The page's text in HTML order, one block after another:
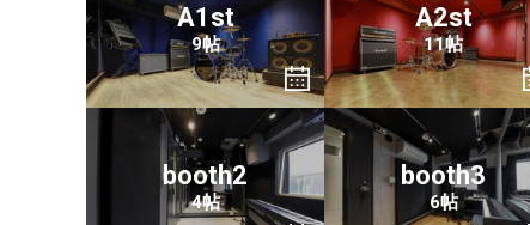
A1st
9帖
A2st
11帖
booth2
4帖
booth3
6帖